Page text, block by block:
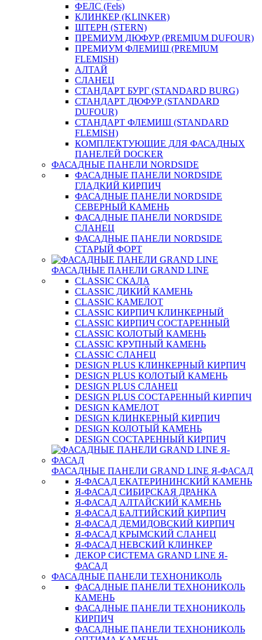
ФЕЛС (Fels)
КЛИНКЕР (KLINKER)
ШТЕРН (STERN)
ПРЕМИУМ ДЮФУР (PREMIUM DUFOUR)
ПРЕМИУМ ФЛЕМИШ (PREMIUM
FLEMISH)
АЛТАЙ
СЛАНЕЦ
СТАНДАРТ БУРГ (STANDARD BURG)
СТАНДАРТ ДЮФУР (STANDARD
DUFOUR)
СТАНДАРТ ФЛЕМИШ (STANDARD
FLEMISH)
КОМПЛЕКТУЮЩИЕ ДЛЯ ФАСАДНЫХ
ПАНЕЛЕЙ DOCKER
ФАСАДНЫЕ ПАНЕЛИ NORDSIDE
ФАСАДНЫЕ ПАНЕЛИ NORDSIDE
ГЛАДКИЙ КИРПИЧ
ФАСАДНЫЕ ПАНЕЛИ NORDSIDE
СЕВЕРНЫЙ КАМЕНЬ
ФАСАДНЫЕ ПАНЕЛИ NORDSIDE
СЛАНЕЦ
ФАСАДНЫЕ ПАНЕЛИ NORDSIDE
СТАРЫЙ ФОРТ
ФАСАДНЫЕ ПАНЕЛИ GRAND LINE
CLASSIC СКАЛА
CLASSIC ДИКИЙ КАМЕНЬ
CLASSIC КАМЕЛОТ
CLASSIC КИРПИЧ КЛИНКЕРНЫЙ
CLASSIC КИРПИЧ СОСТАРЕННЫЙ
CLASSIC КОЛОТЫЙ КАМЕНЬ
CLASSIC КРУПНЫЙ КАМЕНЬ
CLASSIC СЛАНЕЦ
DESIGN PLUS КЛИНКЕРНЫЙ КИРПИЧ
DESIGN PLUS КОЛОТЫЙ КАМЕНЬ
DESIGN PLUS СЛАНЕЦ
DESIGN PLUS СОСТАРЕННЫЙ КИРПИЧ
DESIGN КАМЕЛОТ
DESIGN КЛИНКЕРНЫЙ КИРПИЧ
DESIGN КОЛОТЫЙ КАМЕНЬ
DESIGN СОСТАРЕННЫЙ КИРПИЧ
ФАСАДНЫЕ ПАНЕЛИ GRAND LINE Я-ФАСАД
Я-ФАСАД ЕКАТЕРИНИНСКИЙ КАМЕНЬ
Я-ФАСАД СИБИРСКАЯ ДРАНКА
Я-ФАСАД АЛТАЙСКИЙ КАМЕНЬ
Я-ФАСАД БАЛТИЙСКИЙ КИРПИЧ
Я-ФАСАД ДЕМИДОВСКИЙ КИРПИЧ
Я-ФАСАД КРЫМСКИЙ СЛАНЕЦ
Я-ФАСАД НЕВСКИЙ КЛИНКЕР
ДЕКОР СИСТЕМА GRAND LINE Я-
ФАСАД
ФАСАДНЫЕ ПАНЕЛИ ТЕХНОНИКОЛЬ
ФАСАДНЫЕ ПАНЕЛИ ТЕХНОНИКОЛЬ
КАМЕНЬ
ФАСАДНЫЕ ПАНЕЛИ ТЕХНОНИКОЛЬ
КИРПИЧ
ФАСАДНЫЕ ПАНЕЛИ ТЕХНОНИКОЛЬ